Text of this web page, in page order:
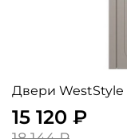
15 120 ₽